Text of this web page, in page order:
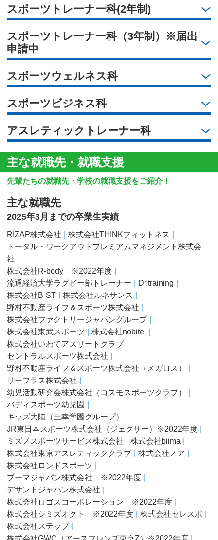
スポーツトレーナー科(2年制)
スポーツトレーナー科（3年制）※届出
申請中
スポーツウェルネス科
スポーツビジネス科
アスレティックトレーナー科
主な就職先・就職支援
先輩たちの就職先・学校の就職支援をご紹介！
主な就職先
2025年3月までの卒業生実績
RIZAP株式会社
株式会社THINKフィットネス
トータル・ワークアウトプレミアムマネジメント株式会
社
株式会社R-body ※2022年度
流通経済大学ラグビー部トレーナー
Dr.training
株式会社B-ST
株式会社ルネサンス
野村不動産ライフ＆スポーツ株式会社
株式会社ファクトリージャパングループ
株式会社東武スポーツ
株式会社nobitel
株式会社いわてアスリートクラブ
セントラルスポーツ株式会社
野村不動産ライフ＆スポーツ株式会社（メガロス）
リーフラス株式会社
幼児活動研究会株式会社（コスモスポーツクラブ）
バディスポーツ幼児園
キッズ大陸（三幸学園グループ）
JR東日本スポーツ株式会社（ジェクサー）※2022年度
ミズノスポーツサービス株式会社
株式会社biima
株式会社東京アスレティッククラブ
株式会社ノア
株式会社ロンドスポーツ
プーマジャパン株式会社 ※2022年度
デサントジャパン株式会社
株式会社ロゴスコーポレーション ※2022年度
株式会社シミズオクト ※2022年度
株式会社セレスポ
株式会社ステップ
株式会社GWC（アースフレンズ東京Z）※2022年度